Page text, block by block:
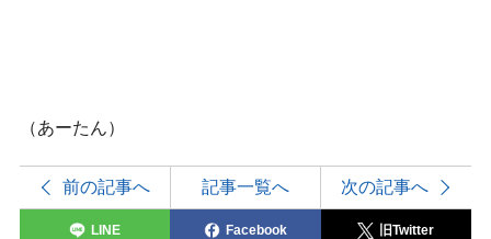
（あーたん）
前の記事へ 記事一覧へ 次の記事へ
LINE Facebook 旧Twitter